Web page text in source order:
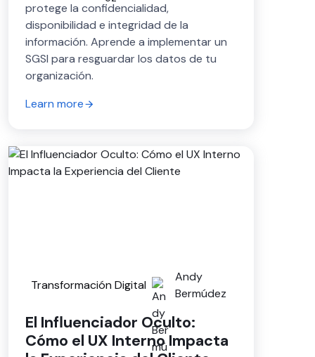
protege la confidencialidad,
disponibilidad e integridad de la
información. Aprende a implementar un
SGSI para resguardar los datos de tu
organización.
Learn more
Transformación Digital
Andy
Bermúdez
El Influenciador Oculto:
Cómo el UX Interno Impacta